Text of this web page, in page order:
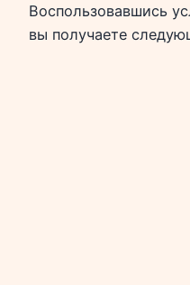
Воспользовавшись
вы получаете